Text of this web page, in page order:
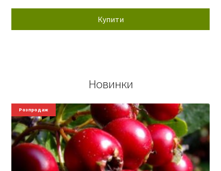
160,00 грн.
Купити
Новинки
Новинки
Розпродаж